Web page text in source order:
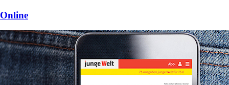
Online